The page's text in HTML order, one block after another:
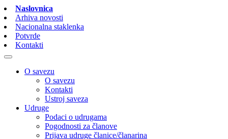
Naslovnica
Arhiva novosti
Nacionalna staklenka
Potvrde
Kontakti
O savezu
O savezu
Kontakti
Ustroj saveza
Udruge
Podaci o udrugama
Pogodnosti za članove
Prijava udruge članice/članarina